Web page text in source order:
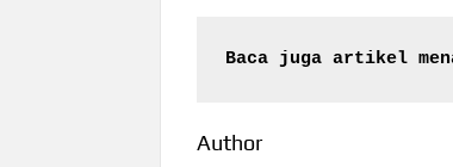
Baca juga artikel
Author